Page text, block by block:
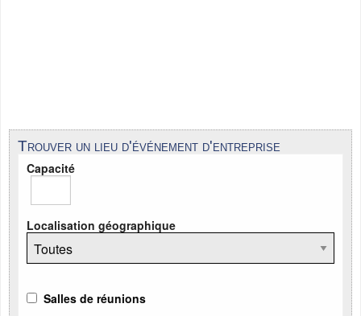
Trouver un lieu d'événement d'entreprise
Capacité
Localisation géographique
Salles de réunions